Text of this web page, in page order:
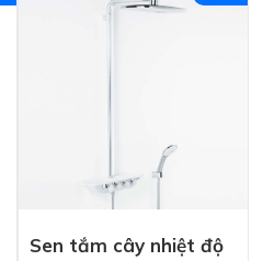
Sen tắm cây nhiệt độ